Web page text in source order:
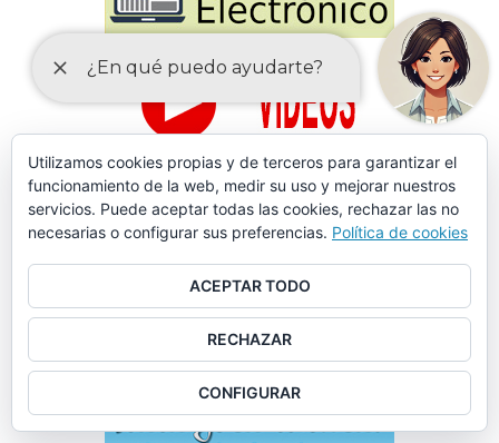
Utilizamos cookies propias y de terceros para garantizar el
funcionamiento de la web, medir su uso y mejorar nuestros
servicios. Puede aceptar todas las cookies, rechazar las no
necesarias o configurar sus preferencias. Política de cookies
ACEPTAR TODO
RECHAZAR
CONFIGURAR